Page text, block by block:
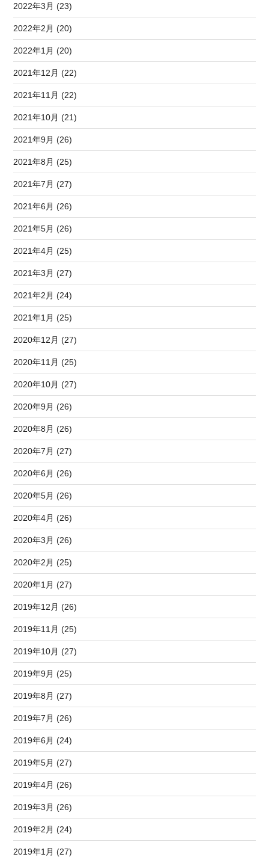
2022年3月 (23)
2022年2月 (20)
2022年1月 (20)
2021年12月 (22)
2021年11月 (22)
2021年10月 (21)
2021年9月 (26)
2021年8月 (25)
2021年7月 (27)
2021年6月 (26)
2021年5月 (26)
2021年4月 (25)
2021年3月 (27)
2021年2月 (24)
2021年1月 (25)
2020年12月 (27)
2020年11月 (25)
2020年10月 (27)
2020年9月 (26)
2020年8月 (26)
2020年7月 (27)
2020年6月 (26)
2020年5月 (26)
2020年4月 (26)
2020年3月 (26)
2020年2月 (25)
2020年1月 (27)
2019年12月 (26)
2019年11月 (25)
2019年10月 (27)
2019年9月 (25)
2019年8月 (27)
2019年7月 (26)
2019年6月 (24)
2019年5月 (27)
2019年4月 (26)
2019年3月 (26)
2019年2月 (24)
2019年1月 (27)